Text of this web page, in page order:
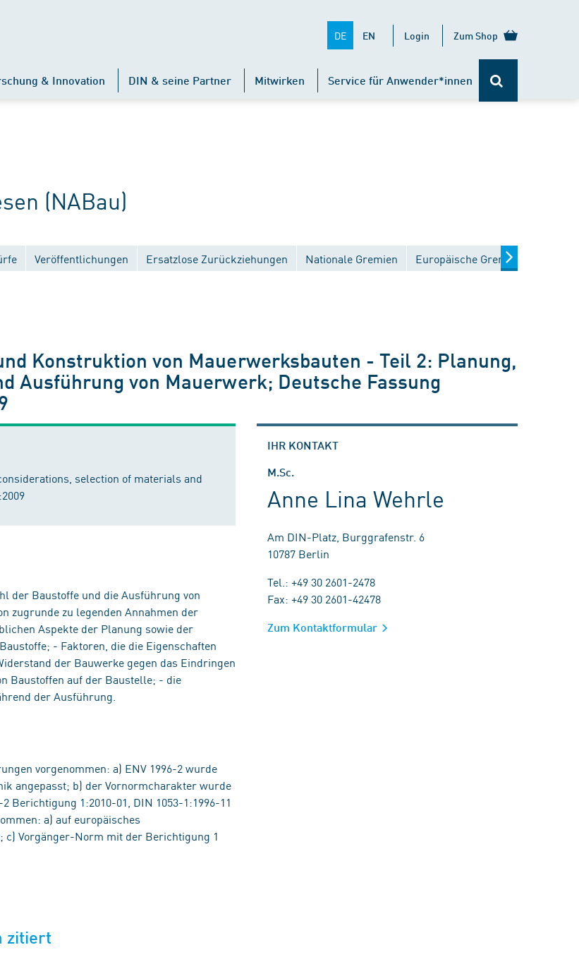
DE EN Login Zum Shop
& Innovation DIN & seine Partner Mitwirken Service für Anwender*innen
(NABau)
Veröffentlichungen Ersatzlose Zurückziehungen Nationale Gremien Europäische Gremien
Konstruktion von Mauerwerksbauten - Teil 2: Planung,
Ausführung von Mauerwerk; Deutsche Fassung
selection of materials and
der Baustoffe und die Ausführung von
zugrunde zu legenden Annahmen der
Aspekte der Planung sowie der
- Faktoren, die die Eigenschaften
der Bauwerke gegen das Eindringen
Baustoffen auf der Baustelle; - die
der Ausführung.
vorgenommen: a) ENV 1996-2 wurde
angepasst; b) der Vornormcharakter wurde
Berichtigung 1:2010-01, DIN 1053-1:1996-11
a) auf europäisches
Vorgänger-Norm mit der Berichtigung 1
zitiert
IHR KONTAKT
M.Sc.
Anne Lina Wehrle
Am DIN-Platz, Burggrafenstr. 6
10787 Berlin
Tel.: +49 30 2601-2478
Fax: +49 30 2601-42478
Zum Kontaktformular